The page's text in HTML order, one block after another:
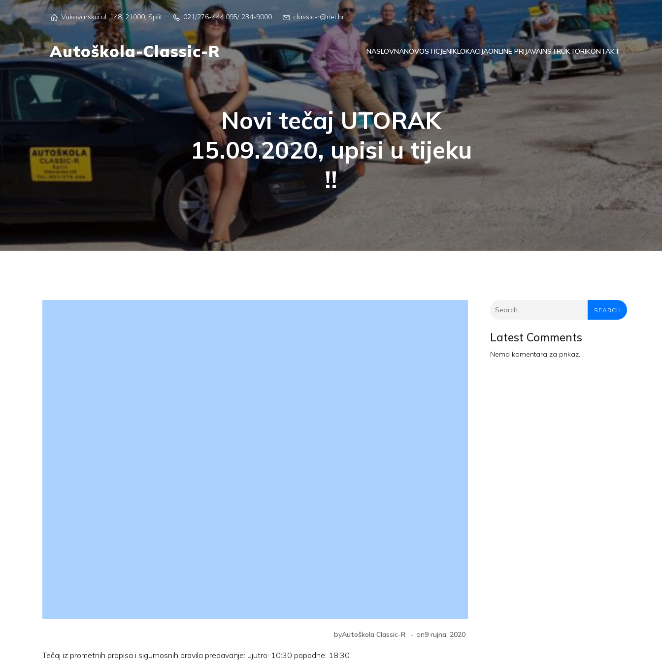
Vukovarska ul. 148, 21000, Split 021/276-444 095/ 234-9000 classic-r@net.hr
Autoškola-Classic-R NASLOVNANOVOSTICJENIKLOKACIJAONLINE PRIJAVAINSTRUKTORIKONTAKT
Novi tečaj UTORAK
15.09.2020, upisi u tijeku
!!
byAutoškola Classic-R - on9 rujna, 2020
Tečaj iz prometnih propisa i sigurnosnih pravila predavanje: ujutro: 10:30 popodne: 18:30
SEARCH
Latest Comments
Nema komentara za prikaz.